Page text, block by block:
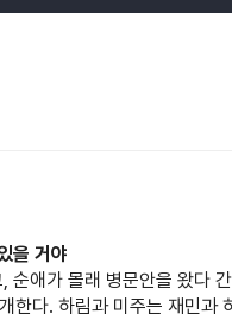
을 거야
순애가 몰래 병문안을 왔다
한다. 하림과 미주는 재민과